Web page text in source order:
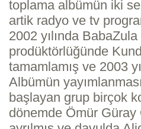
toplama albümün iki
artik radyo ve tv
2002 yılında
prodüktörlüğünde
tamamlamış ve 2003
Albümün
başlayan grup birçok
dönemde Ömür Güray